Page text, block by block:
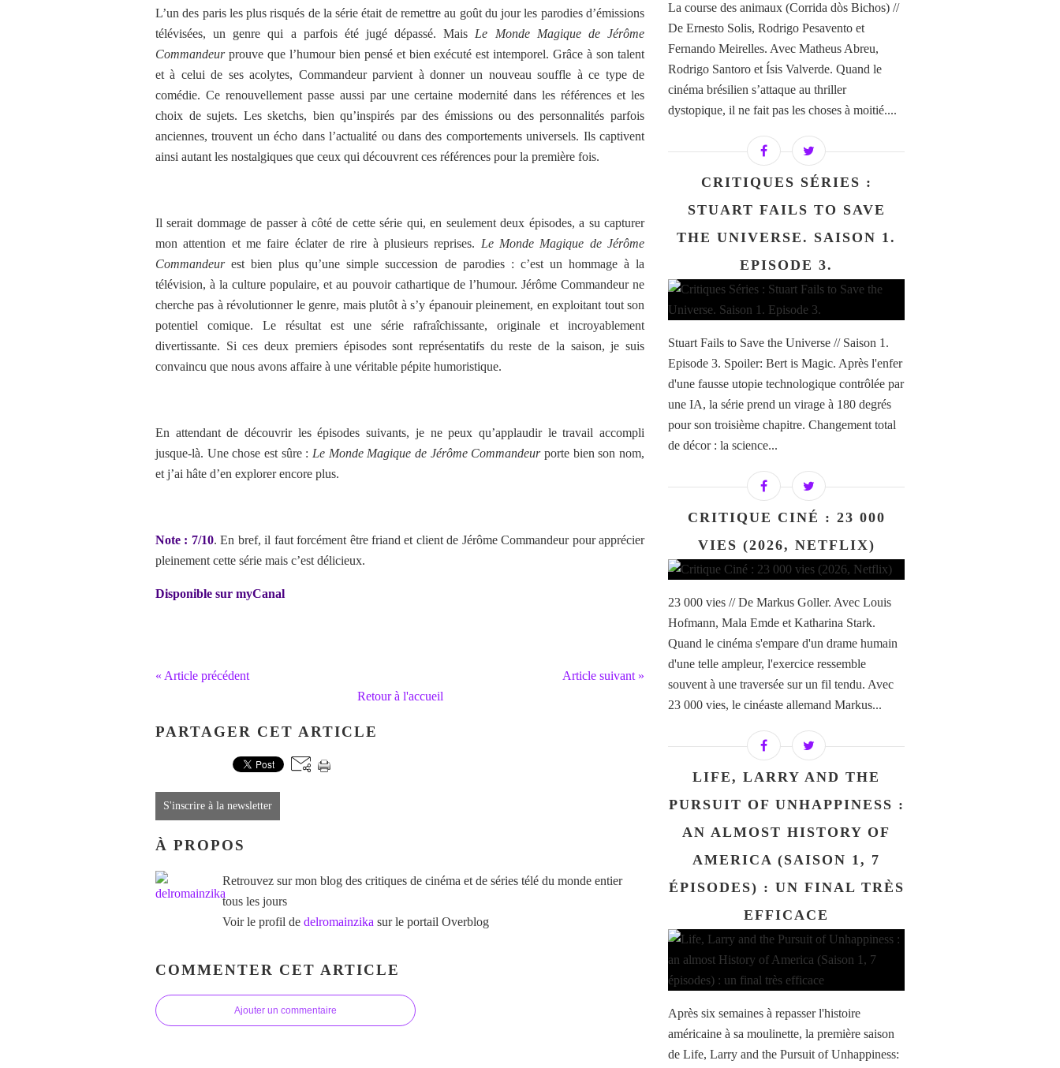
L’un des paris les plus risqués de la série était de remettre au goût du jour les parodies d’émissions
télévisées, un genre qui a parfois été jugé dépassé. Mais Le Monde Magique de Jérôme
Commandeurprouve que l’humour bien pensé et bien exécuté est intemporel. Grâce à son talent
et à celui de ses acolytes, Commandeur parvient à donner un nouveau souffle à ce type de
comédie. Ce renouvellement passe aussi par une certaine modernité dans les références et les
choix de sujets. Les sketchs, bien qu’inspirés par des émissions ou des personnalités parfois
anciennes, trouvent un écho dans l’actualité ou dans des comportements universels. Ils captivent
ainsi autant les nostalgiques que ceux qui découvrent ces références pour la première fois.
Il serait dommage de passer à côté de cette série qui, en seulement deux épisodes, a su capturer
mon attention et me faire éclater de rire à plusieurs reprises. Le Monde Magique de Jérôme
Commandeurest bien plus qu’une simple succession de parodies : c’est un hommage à la
télévision, à la culture populaire, et au pouvoir cathartique de l’humour. Jérôme Commandeur ne
cherche pas à révolutionner le genre, mais plutôt à s’y épanouir pleinement, en exploitant tout son
potentiel comique. Le résultat est une série rafraîchissante, originale et incroyablement
divertissante. Si ces deux premiers épisodes sont représentatifs du reste de la saison, je suis
convaincu que nous avons affaire à une véritable pépite humoristique.
En attendant de découvrir les épisodes suivants, je ne peux qu’applaudir le travail accompli
jusque-là. Une chose est sûre : Le Monde Magique de Jérôme Commandeurporte bien son nom,
et j’ai hâte d’en explorer encore plus.
Note : 7/10. En bref, il faut forcément être friand et client de Jérôme Commandeur pour apprécier
pleinement cette série mais c’est délicieux.
Disponible sur myCanal
« Article précédent
Article suivant »
Retour à l'accueil
PARTAGER CET ARTICLE
S'inscrire à la newsletter
À PROPOS
Retrouvez sur mon blog des critiques de cinéma et de séries télé du monde entier
tous les jours
Voir le profil de delromainzika sur le portail Overblog
COMMENTER CET ARTICLE
Ajouter un commentaire
La course des animaux (Corrida dòs Bichos) //
De Ernesto Solis, Rodrigo Pesavento et
Fernando Meirelles. Avec Matheus Abreu,
Rodrigo Santoro et Ísis Valverde. Quand le
cinéma brésilien s’attaque au thriller
dystopique, il ne fait pas les choses à moitié....
CRITIQUES SÉRIES :
STUART FAILS TO SAVE
THE UNIVERSE. SAISON 1.
EPISODE 3.
Stuart Fails to Save the Universe // Saison 1.
Episode 3. Spoiler: Bert is Magic. Après l'enfer
d'une fausse utopie technologique contrôlée par
une IA, la série prend un virage à 180 degrés
pour son troisième chapitre. Changement total
de décor : la science...
CRITIQUE CINÉ : 23 000
VIES (2026, NETFLIX)
23 000 vies // De Markus Goller. Avec Louis
Hofmann, Mala Emde et Katharina Stark.
Quand le cinéma s'empare d'un drame humain
d'une telle ampleur, l'exercice ressemble
souvent à une traversée sur un fil tendu. Avec
23 000 vies, le cinéaste allemand Markus...
LIFE, LARRY AND THE
PURSUIT OF UNHAPPINESS :
AN ALMOST HISTORY OF
AMERICA (SAISON 1, 7
ÉPISODES) : UN FINAL TRÈS
EFFICACE
Après six semaines à repasser l'histoire
américaine à sa moulinette, la première saison
de Life, Larry and the Pursuit of Unhappiness: